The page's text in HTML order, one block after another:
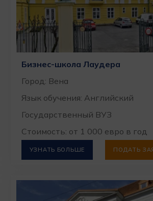
Бизнес-школа Лаудера
Город: Вена
Язык обучения: Английский
Государственный ВУЗ
Стоимость: от 1 000 евро в год
УЗНАТЬ БОЛЬШЕ ПОДАТЬ